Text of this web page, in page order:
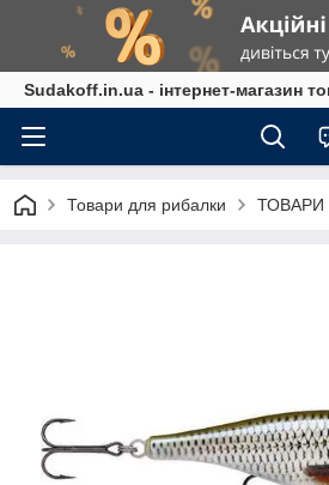
Sudakoff.in.ua - інтернет-магазин
Товари для рибалки ТОВАРИ